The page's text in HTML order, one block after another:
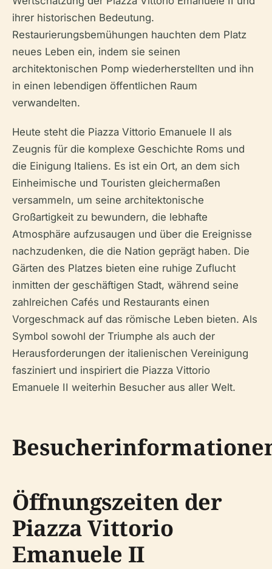
ihrer historischen Bedeutung.
Restaurierungsbemühungen hauchten dem Platz
neues Leben ein, indem sie seinen
architektonischen Pomp wiederherstellten und ihn
in einen lebendigen öffentlichen Raum
verwandelten.
Heute steht die Piazza Vittorio Emanuele II als
Zeugnis für die komplexe Geschichte Roms und
die Einigung Italiens. Es ist ein Ort, an dem sich
Einheimische und Touristen gleichermaßen
versammeln, um seine architektonische
Großartigkeit zu bewundern, die lebhafte
Atmosphäre aufzusaugen und über die Ereignisse
nachzudenken, die die Nation geprägt haben. Die
Gärten des Platzes bieten eine ruhige Zuflucht
inmitten der geschäftigen Stadt, während seine
zahlreichen Cafés und Restaurants einen
Vorgeschmack auf das römische Leben bieten. Als
Symbol sowohl der Triumphe als auch der
Herausforderungen der italienischen Vereinigung
fasziniert und inspiriert die Piazza Vittorio
Emanuele II weiterhin Besucher aus aller Welt.
Öffnungszeiten der
Piazza Vittorio
Emanuele II